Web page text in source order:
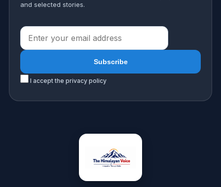
and selected stories.
I accept the privacy policy